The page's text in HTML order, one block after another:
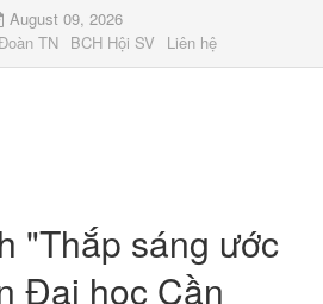
August 09, 2026
TN BCH Hội SV Liên hệ
"Thắp sáng ước
Đại học Cần